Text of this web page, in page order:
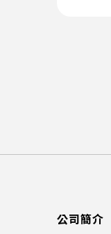
公司簡介